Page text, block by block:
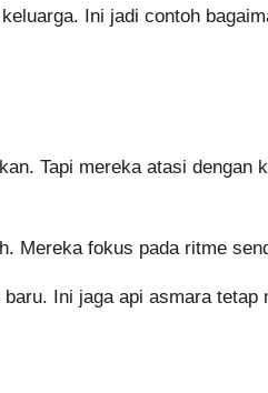
Ini jadi contoh
Tapi mereka atasi dengan
Mereka fokus pada ritme
Ini jaga api asmara tetap